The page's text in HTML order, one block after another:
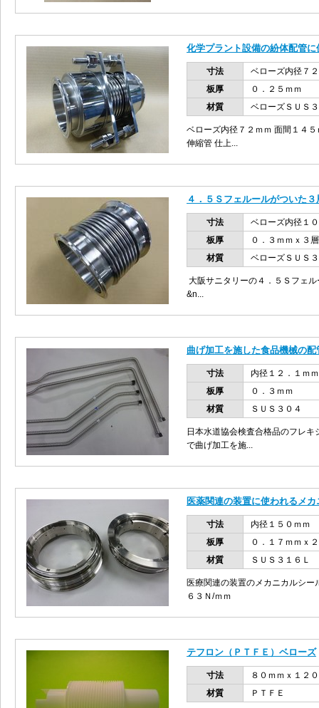
化学プラント設備の紛体配管
寸法
ベローズ内径７
板厚
０．２５ｍｍ
材質
ベローズＳＵＳ
ベローズ内径７２ｍｍ 面間１４
伸縮管 仕上...
４．５Ｓフェルールがついた
寸法
ベローズ内径１
板厚
０．３ｍｍｘ３層
材質
ベローズＳＵＳ
大阪サニタリーの４．５Ｓフェ
&n...
曲げ加工を施した食品機械の
寸法
内径１２．１ｍ
板厚
０．３ｍｍ
材質
ＳＵＳ３０４
日本水道協会検査合格品のフレ
で曲げ加工を施...
医薬関連の装置に使われるメ
寸法
内径１５０ｍｍ
板厚
０．１７ｍｍｘ
材質
ＳＵＳ３１６Ｌ
医療関連の装置のメカニカルシ
６３Ｎ/ｍｍ
テフロン（ＰＴＦＥ）ベローズ
寸法
８０ｍｍｘ１２
材質
ＰＴＦＥ